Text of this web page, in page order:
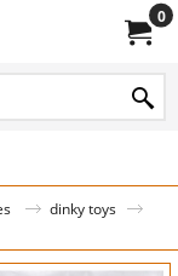
0
dinky toys